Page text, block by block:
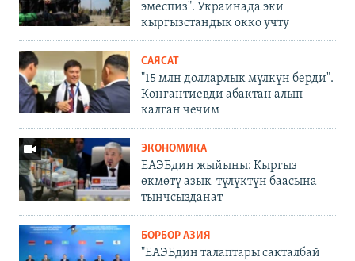
эмеспиз". Украинада эки
кыргызстандык окко учту
САЯСАТ
"15 млн долларлык мүлкүн берди".
Конгантиевди абактан алып
калган чечим
ЭКОНОМИКА
ЕАЭБдин жыйыны: Кыргыз
өкмөтү азык-түлүктүн баасына
тынчсызданат
БОРБОР АЗИЯ
"ЕАЭБдин талаптары сакталбай